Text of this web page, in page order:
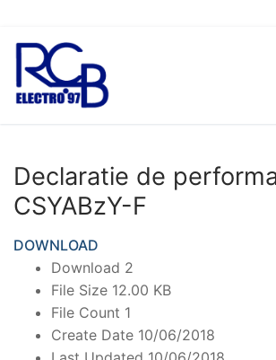
Sari
conținut
Declaratie de
CSYABzY-F
DOWNLOAD
Download 2
File Size 12.00 KB
File Count 1
Create Date 10/06/2018